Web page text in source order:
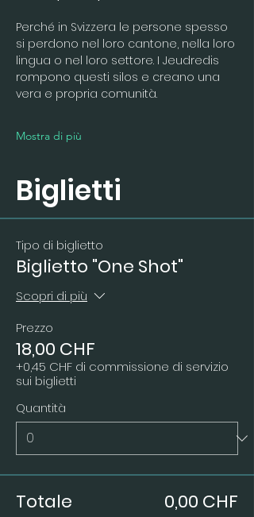
Perché in Svizzera le persone spesso
si perdono nel loro cantone, nella loro
lingua o nel loro settore. I Jeudredis
rompono questi silos e creano una
vera e propria comunità.
Mostra di più
Biglietti
Tipo di biglietto
Biglietto "One Shot"
Scopri di più
Prezzo
18,00 CHF
+0,45 CHF di commissione di servizio
sui biglietti
Quantità
Totale 0,00 CHF